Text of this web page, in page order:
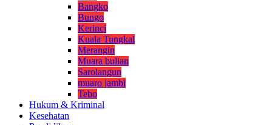
Bangko
Bungo
Kerinci
Kuala Tungkal
Merangin
Muara bulian
Sarolangun
muaro jambi
Tebo
Hukum & Kriminal
Kesehatan